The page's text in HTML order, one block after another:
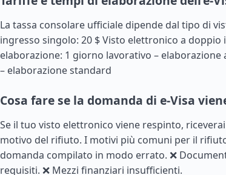
La tassa consolare ufficiale dipende dal tipo di
ingresso singolo: 20 $ Visto elettronico a doppio
elaborazione: 1 giorno lavorativo –
– elaborazione standard
Cosa fare se la domanda di e-Visa
Se il tuo visto elettronico viene respinto,
motivo del rifiuto. I motivi più comuni per il rifiuto
domanda compilato in modo errato. ❌
requisiti. ❌ Mezzi finanziari insufficienti.